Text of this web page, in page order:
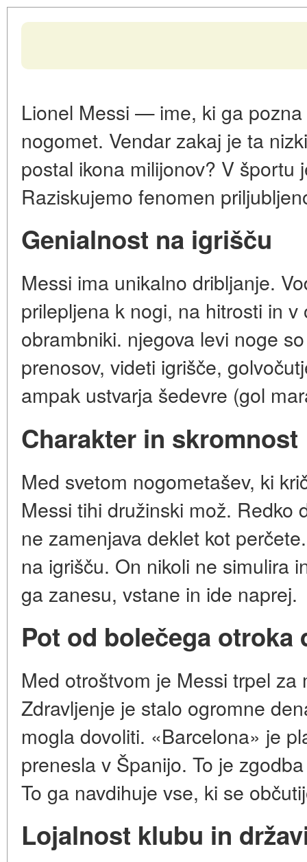
Lionel Messi — ime, ki ga
nogomet. Vendar zakaj je ta
postal ikona milijonov? V športu
Raziskujemo fenomen
Genialnost na igrišču
Messi ima unikalno dribljanje.
prilepljena k nogi, na hitrosti in v
obrambniki. njegova levi noge
prenosov, videti igrišče,
ampak ustvarja šedevre (gol
Charakter in skromnost
Med svetom nogometašev, ki
Messi tihi družinski mož. Redko
ne zamenjava deklet kot
na igrišču. On nikoli ne simulira
ga zanesu, vstane in ide naprej.
Pot od bolečega otroka
Med otroštvom je Messi trpel
Zdravljenje je stalo ogromne
mogla dovoliti. «Barcelona» je
prenesla v Španijo. To je
To ga navdihuje vse, ki se
Lojalnost klubu in